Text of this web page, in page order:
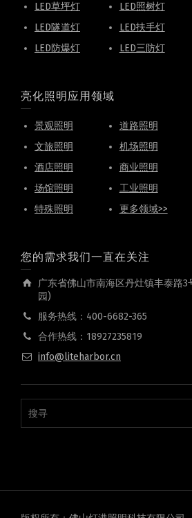
LED草坪灯
LED照树灯
LED隧道灯
LED扶手灯
LED防爆灯
LED三防灯
亮化照明应用领域
景观照明 道路照明
文旅照明
机场照明
酒店照明
商业照明
场馆照明
工业照明
特殊照明
更多领域>>
您的需求我们一直在关注
广东省佛山市南海区丹灶镇丰泰路3
园)
服务热线：400-6682-365
合作热线：18927235819
info@liteharbor.cn